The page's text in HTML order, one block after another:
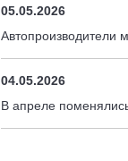
05.05.2026
Автопроизводители
04.05.2026
В апреле